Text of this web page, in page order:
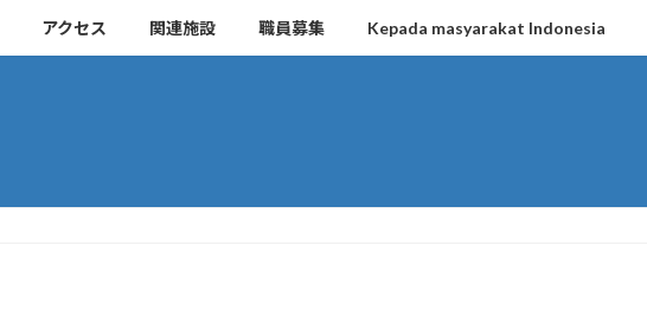
アクセス 関連施設 職員募集 Kepada masyarakat Indonesia